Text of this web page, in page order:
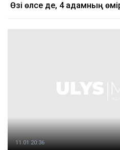
Өзі өлсе де, 4 адамның
11.01 20:36